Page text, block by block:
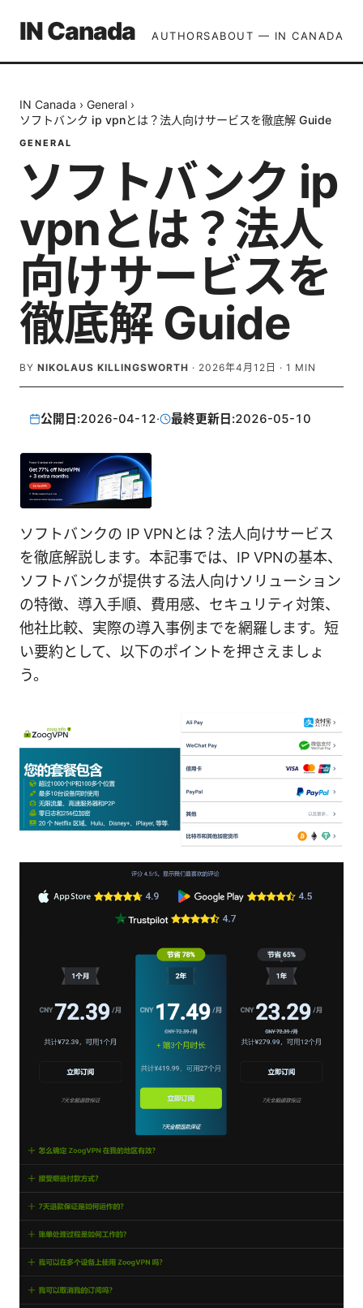
IN Canada AUTHORSABOUT — IN CANADA
IN Canada › General ›
ソフトバンク ip vpnとは？法人向けサービスを徹底解 Guide
GENERAL
ソフトバンク ip
vpnとは？法人
向けサービスを
徹底解 Guide
BY NIKOLAUS KILLINGSWORTH · 2026年4月12日 · 1 MIN
公開日:2026-04-12· 最終更新日:2026-05-10
ソフトバンクの IP VPNとは？法人向けサービス
を徹底解説します。本記事では、IP VPNの基本、
ソフトバンクが提供する法人向けソリューション
の特徴、導入手順、費用感、セキュリティ対策、
他社比較、実際の導入事例までを網羅します。短
い要約として、以下のポイントを押さえましょ
う。